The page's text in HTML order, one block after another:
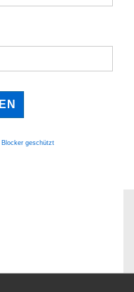
Blocker geschützt